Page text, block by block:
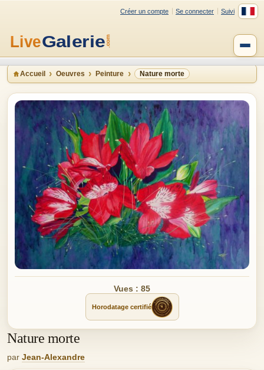
Créer un compte Se connecter Suivi
Accueil Oeuvres Peinture Nature morte
Vues : 85
Horodatage certifié
Nature morte
par Jean-Alexandre